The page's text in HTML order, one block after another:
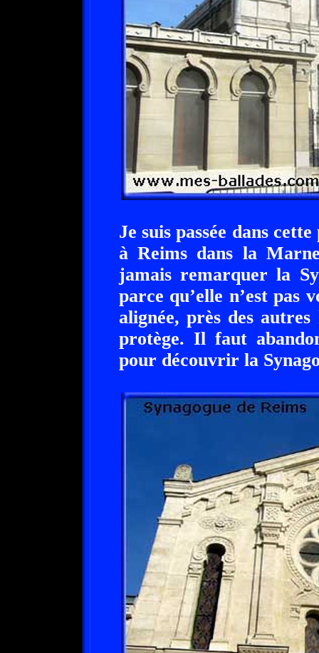
Je suis passée dans
à Reims dans la
jamais remarquer la
parce qu’elle n’est pas
alignée, près des
protège. Il faut
pour découvrir la